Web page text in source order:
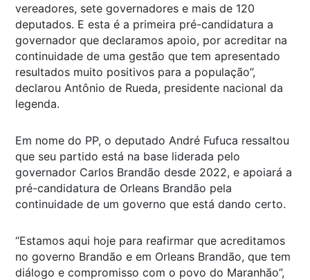
vereadores, sete governadores e mais de 120
deputados. E esta é a primeira pré-candidatura a
governador que declaramos apoio, por acreditar na
continuidade de uma gestão que tem apresentado
resultados muito positivos para a população”,
declarou Antônio de Rueda, presidente nacional da
legenda.
Em nome do PP, o deputado André Fufuca ressaltou
que seu partido está na base liderada pelo
governador Carlos Brandão desde 2022, e apoiará a
pré-candidatura de Orleans Brandão pela
continuidade de um governo que está dando certo.
“Estamos aqui hoje para reafirmar que acreditamos
no governo Brandão e em Orleans Brandão, que tem
diálogo e compromisso com o povo do Maranhão”,